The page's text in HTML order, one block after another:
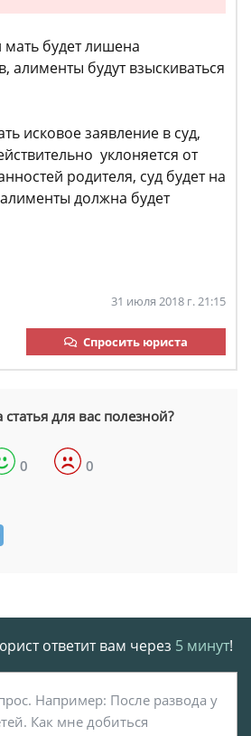
мать будет лишена
алименты будут взыскиваться
исковое заявление в суд,
уклоняется от
родителя, суд будет на
должна будет
31 июля 2018 г. 21:15
Спросить юриста
для вас полезной?
0 0
ответит вам через 5 минут!